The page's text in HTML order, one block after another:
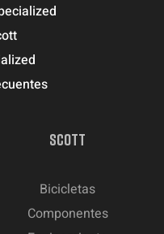
SCOTT
Bicicletas
Componentes